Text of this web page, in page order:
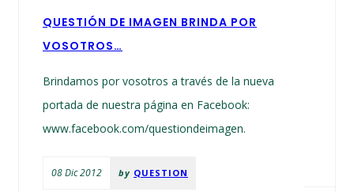
QUESTIÓN DE IMAGEN BRINDA POR
VOSOTROS…
Brindamos por vosotros a través de la nueva
portada de nuestra página en Facebook:
www.facebook.com/questiondeimagen.
08 Dic 2012 by QUESTION